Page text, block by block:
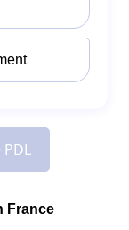
France